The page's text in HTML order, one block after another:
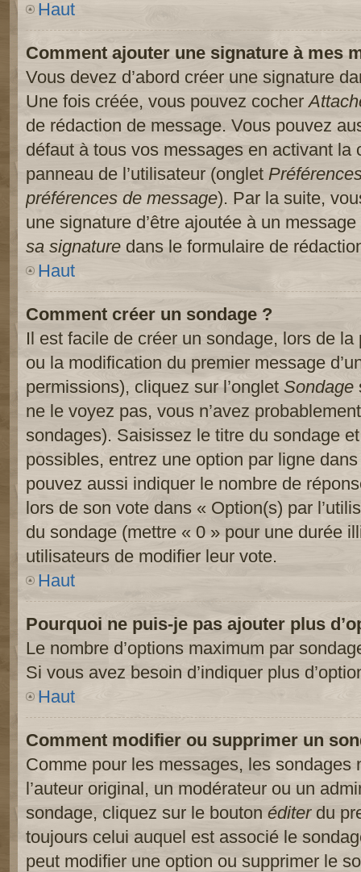
Haut
Comment ajouter une signature à mes
Vous devez d’abord créer une signature
Une fois créée, vous pouvez cocher
de rédaction de message. Vous pouvez
défaut à tous vos messages en activant la
panneau de l’utilisateur (onglet
préférences de message). Par la suite,
une signature d’être ajoutée à un
sa signature dans le formulaire de
Haut
Comment créer un sondage ?
Il est facile de créer un sondage, lors de la
ou la modification du premier message
permissions), cliquez sur l’onglet Sondage
ne le voyez pas, vous n’avez
sondages). Saisissez le titre du sondage
possibles, entrez une option par ligne
pouvez aussi indiquer le nombre de
lors de son vote dans « Option(s) par
du sondage (mettre « 0 » pour une durée
utilisateurs de modifier leur vote.
Haut
Pourquoi ne puis-je pas ajouter plus
Le nombre d’options maximum par
Si vous avez besoin d’indiquer plus
Haut
Comment modifier ou supprimer un
Comme pour les messages, les sondages
l’auteur original, un modérateur ou un
sondage, cliquez sur le bouton éditerdu
toujours celui auquel est associé le
peut modifier une option ou supprimer le